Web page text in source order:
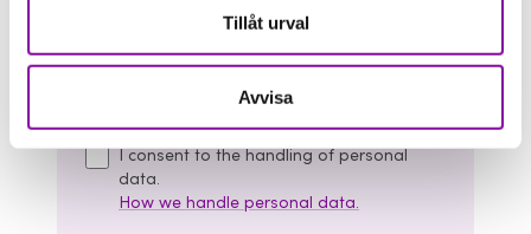
Tillåt urval
Avvisa
I consent to the handling of personal
data.
How we handle personal data.